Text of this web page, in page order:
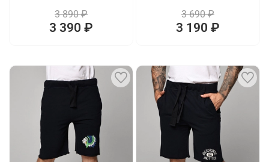
3 890 ₽
3 390 ₽
3 690 ₽
3 190 ₽